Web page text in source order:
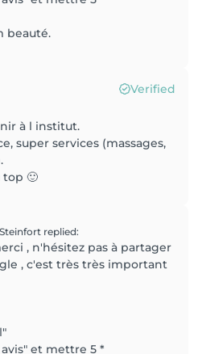
beauté.
Verified
à l institut.
super services (massages,
top 🙂
replied:
, n'hésitez pas à partager
, c'est très très important
et mettre 5 *